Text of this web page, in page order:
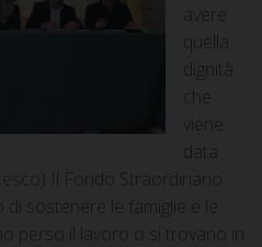
avere
quella
dignità
che
viene
data
Il Fondo Straordinario
sostenere le famiglie e le
perso il lavoro o si trovano in